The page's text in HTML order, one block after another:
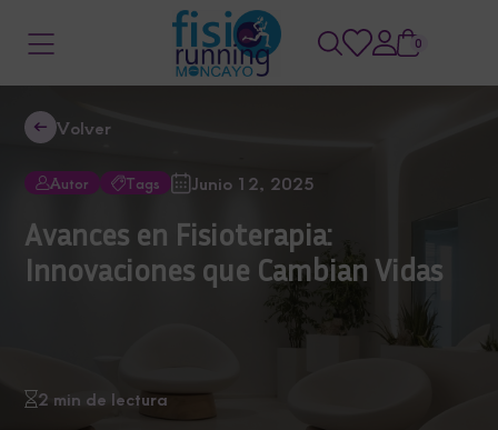
0
Volver
Autor Tags Junio 12, 2025
Avances en Fisioterapia:
Innovaciones que Cambian Vidas
2 min de lectura